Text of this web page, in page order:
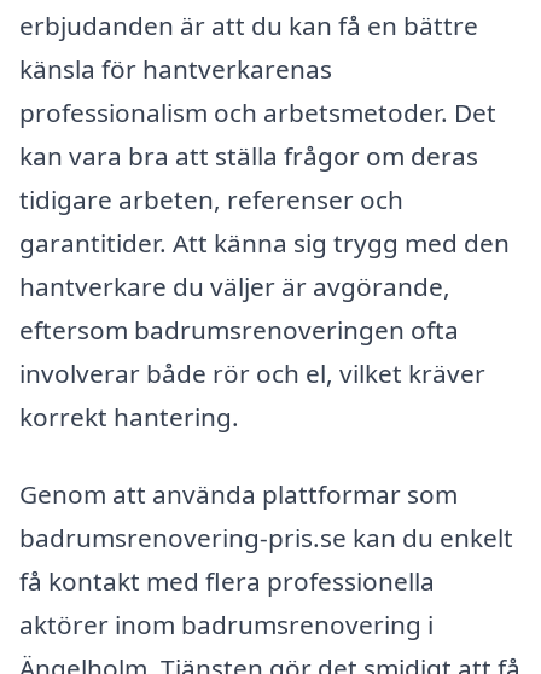
erbjudanden är att du kan få en bättre
känsla för hantverkare­nas
professionalism och arbetsmetoder. Det
kan vara bra att ställa frågor om deras
tidigare arbeten, referenser och
garantitider. Att känna sig trygg med den
hantverkare du väljer är avgörande,
eftersom badrumsrenoveringen ofta
involverar både rör och el, vilket kräver
korrekt hantering.
Genom att använda plattformar som
badrumsrenovering-pris.se kan du enkelt
få kontakt med flera professionella
aktörer inom badrumsrenovering i